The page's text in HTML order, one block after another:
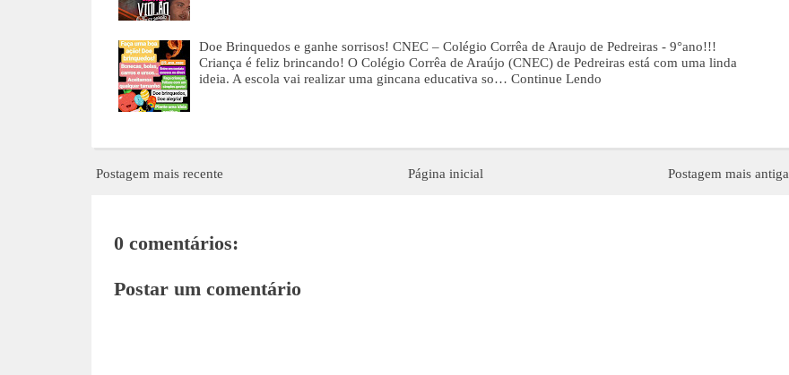
Doe Brinquedos e ganhe sorrisos! CNEC – Colégio Corrêa de Araujo de Pedreiras - 9°ano!!!
Criança é feliz brincando! O Colégio Corrêa de Araújo (CNEC) de Pedreiras está com uma linda
ideia. A escola vai realizar uma gincana educativa so… Continue Lendo
Postagem mais recente Postagem mais antiga
Página inicial
0 comentários:
Postar um comentário